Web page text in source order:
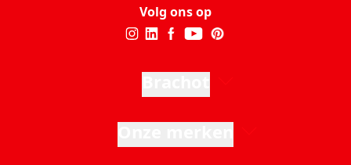
Volg ons op